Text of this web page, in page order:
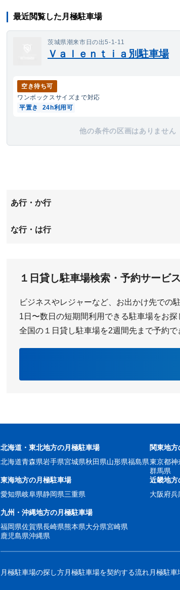
最近閲覧した月極駐車場
茨城県潮来市日の出5-1-11
Ｖａｌｅｎｔｉａ別駐車場
空き待ち可
ワンボックスサイズまで対応
平置き
24h利用可
他の条件の区画はありません
あ行・か行
潮来
な行・は行
１日貸し駐車場検索・予約サービ
ビジネスやレジャーなど、お出かけ先での
1日〜数日の短期間利用できる駐車場をお
全国の１日貸し駐車場を2週間先まで予約で
北海道・東北地方の月極駐車場
北海道青森県岩手県宮城県秋田県山形県福島県
関東地
東京都神
群馬県
東海地方の月極駐車場
愛知県岐阜県静岡県三重県
近畿地方
大阪府兵
九州・沖縄地方の月極駐車場
福岡県佐賀県長崎県熊本県大分県宮崎県
鹿児島県沖縄県
月極駐車場の探し方月極駐車場を契約する流れ月極駐車